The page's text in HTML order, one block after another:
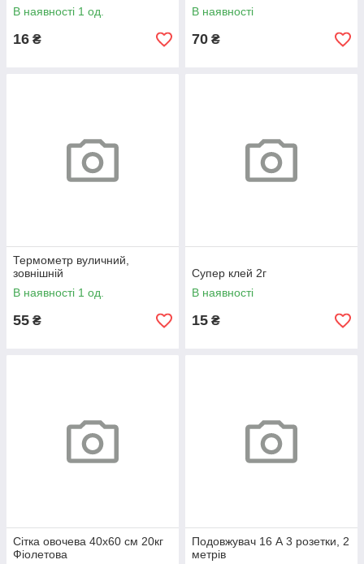
В наявності 1 од.
16 ₴
В наявності
70 ₴
Термометр вуличний,
зовнішній
В наявності 1 од.
55 ₴
Супер клей 2г
В наявності
15 ₴
Сітка овочева 40х60 см 20кг
Фіолетова
Подовжувач 16 А 3 розетки, 2
метрів